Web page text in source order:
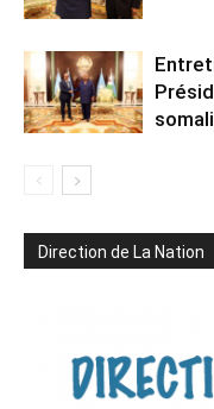
Direction de La Nation